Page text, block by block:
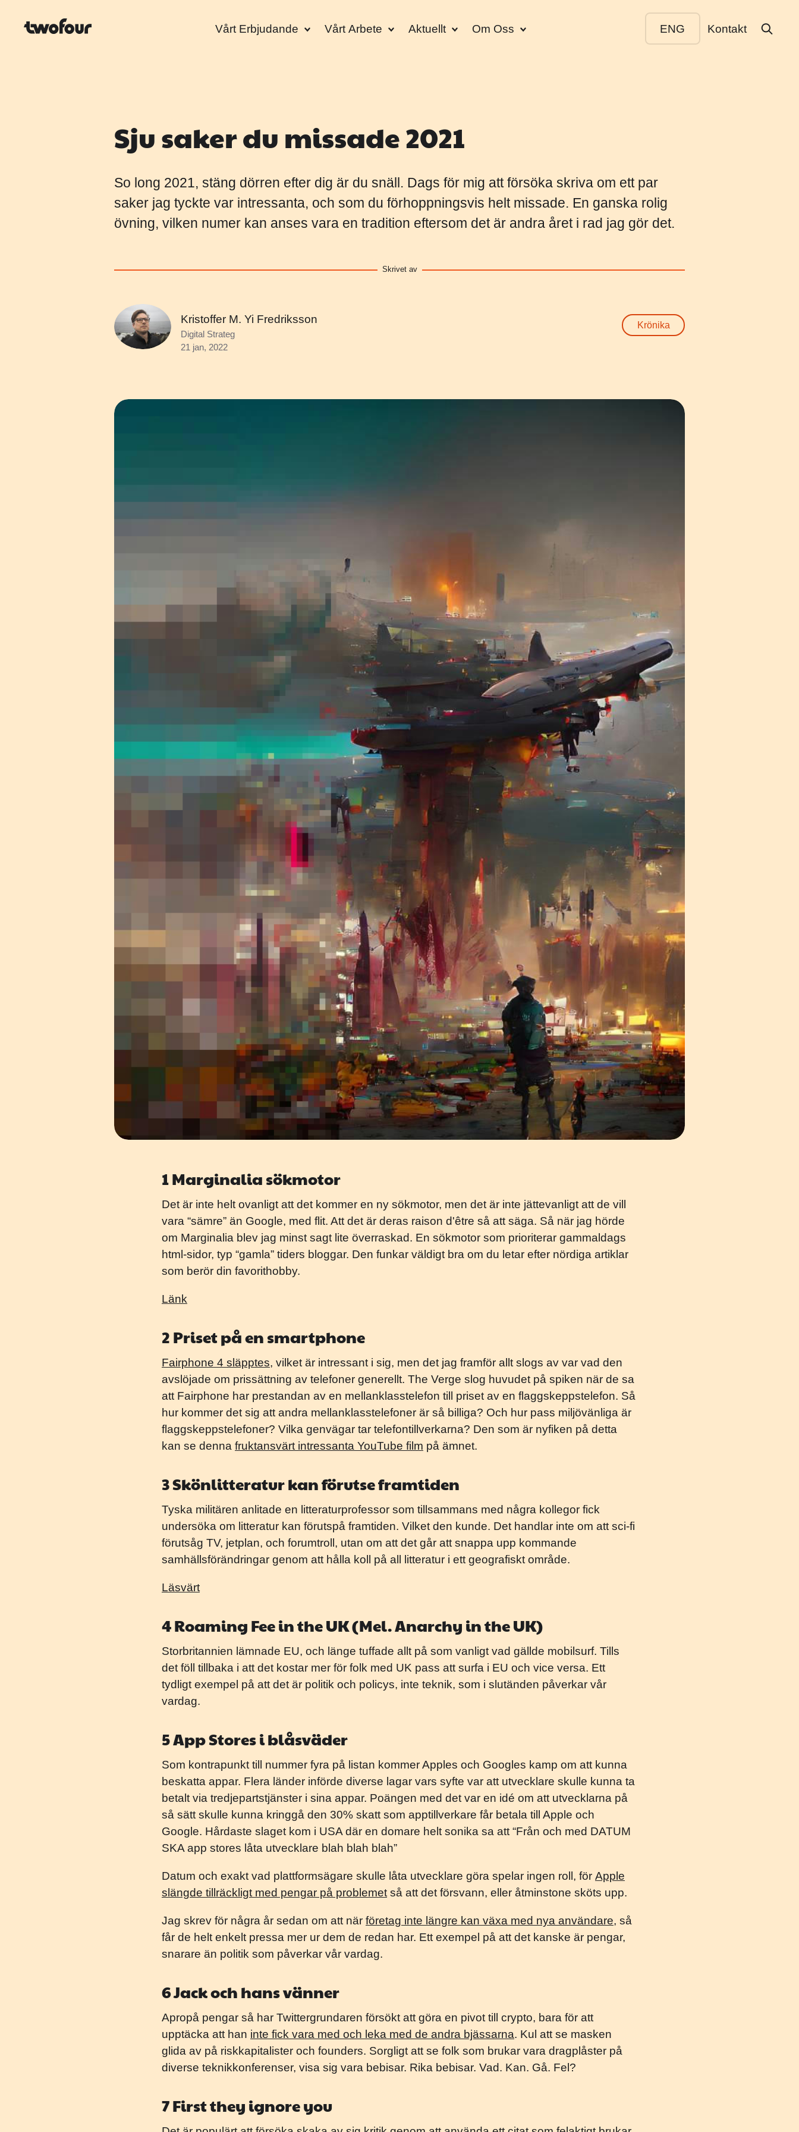
Vårt Erbjudande Vårt Arbete Aktuellt Om Oss ENG Kontakt
Sju saker du missade 2021
So long 2021, stäng dörren efter dig är du snäll. Dags för mig att försöka skriva om ett par
saker jag tyckte var intressanta, och som du förhoppningsvis helt missade. En ganska rolig
övning, vilken numer kan anses vara en tradition eftersom det är andra året i rad jag gör det.
Skrivet av
Kristoffer M. Yi Fredriksson
Digital Strateg
21 jan, 2022
Krönika
1 Marginalia sökmotor
Det är inte helt ovanligt att det kommer en ny sökmotor, men det är inte jättevanligt att de vill
vara “sämre” än Google, med flit. Att det är deras raison d'être så att säga. Så när jag hörde
om Marginalia blev jag minst sagt lite överraskad. En sökmotor som prioriterar gammaldags
html-sidor, typ “gamla” tiders bloggar. Den funkar väldigt bra om du letar efter nördiga artiklar
som berör din favorithobby.
Länk
2 Priset på en smartphone
Fairphone 4 släpptes, vilket är intressant i sig, men det jag framför allt slogs av var vad den
avslöjade om prissättning av telefoner generellt. The Verge slog huvudet på spiken när de sa
att Fairphone har prestandan av en mellanklasstelefon till priset av en flaggskeppstelefon. Så
hur kommer det sig att andra mellanklasstelefoner är så billiga? Och hur pass miljövänliga är
flaggskeppstelefoner? Vilka genvägar tar telefontillverkarna? Den som är nyfiken på detta
kan se denna fruktansvärt intressanta YouTube film på ämnet.
3 Skönlitteratur kan förutse framtiden
Tyska militären anlitade en litteraturprofessor som tillsammans med några kollegor fick
undersöka om litteratur kan förutspå framtiden. Vilket den kunde. Det handlar inte om att sci-fi
förutsåg TV, jetplan, och forumtroll, utan om att det går att snappa upp kommande
samhällsförändringar genom att hålla koll på all litteratur i ett geografiskt område.
Läsvärt
4 Roaming Fee in the UK (Mel. Anarchy in the UK)
Storbritannien lämnade EU, och länge tuffade allt på som vanligt vad gällde mobilsurf. Tills
det föll tillbaka i att det kostar mer för folk med UK pass att surfa i EU och vice versa. Ett
tydligt exempel på att det är politik och policys, inte teknik, som i slutänden påverkar vår
vardag.
5 App Stores i blåsväder
Som kontrapunkt till nummer fyra på listan kommer Apples och Googles kamp om att kunna
beskatta appar. Flera länder införde diverse lagar vars syfte var att utvecklare skulle kunna ta
betalt via tredjepartstjänster i sina appar. Poängen med det var en idé om att utvecklarna på
så sätt skulle kunna kringgå den 30% skatt som apptillverkare får betala till Apple och
Google. Hårdaste slaget kom i USA där en domare helt sonika sa att “Från och med DATUM
SKA app stores låta utvecklare blah blah blah”
Datum och exakt vad plattformsägare skulle låta utvecklare göra spelar ingen roll, för Apple
slängde tillräckligt med pengar på problemet så att det försvann, eller åtminstone sköts upp.
Jag skrev för några år sedan om att när företag inte längre kan växa med nya användare, så
får de helt enkelt pressa mer ur dem de redan har. Ett exempel på att det kanske är pengar,
snarare än politik som påverkar vår vardag.
6 Jack och hans vänner
Apropå pengar så har Twittergrundaren försökt att göra en pivot till crypto, bara för att
upptäcka att han inte fick vara med och leka med de andra bjässarna. Kul att se masken
glida av på riskkapitalister och founders. Sorgligt att se folk som brukar vara dragplåster på
diverse teknikkonferenser, visa sig vara bebisar. Rika bebisar. Vad. Kan. Gå. Fel?
7 First they ignore you